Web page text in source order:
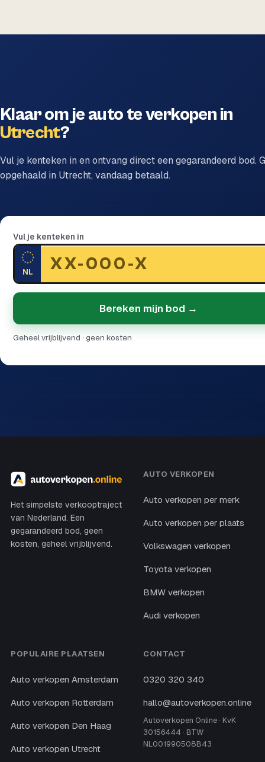
Klaar om je auto te verkopen in
Utrecht?
Vul je kenteken in en ontvang direct een gegarandeerd bod.
opgehaald in Utrecht, vandaag betaald.
Vul je kenteken in
NL
Bereken mijn bod →
Geheel vrijblijvend · geen kosten
Het simpelste verkooptraject
van Nederland. Een
gegarandeerd bod, geen
kosten, geheel vrijblijvend.
AUTO VERKOPEN
Auto verkopen per merk
Auto verkopen per plaats
Volkswagen verkopen
Toyota verkopen
BMW verkopen
Audi verkopen
POPULAIRE PLAATSEN
Auto verkopen Amsterdam
Auto verkopen Rotterdam
Auto verkopen Den Haag
Auto verkopen Utrecht
CONTACT
0320 320 340
hallo@autoverkopen.online
Autoverkopen Online · KvK
30156444 · BTW
NL001990508B43